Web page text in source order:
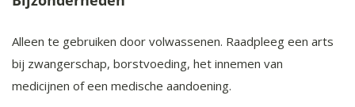
Alleen te gebruiken door volwassenen. Raadpleeg een arts
bij zwangerschap, borstvoeding, het innemen van
medicijnen of een medische aandoening.